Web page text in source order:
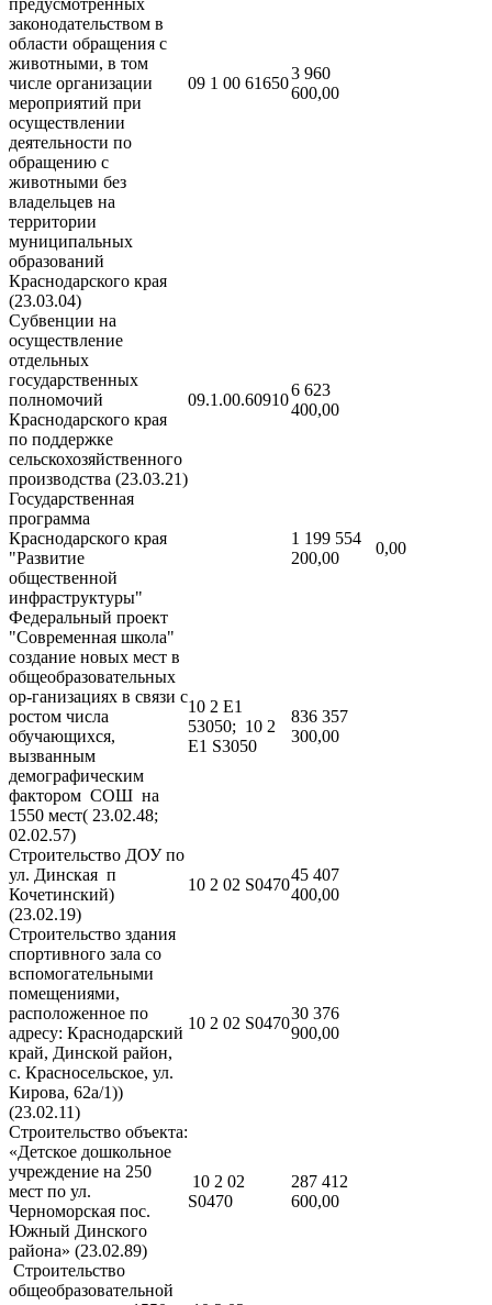
предусмотренных
законодательством в
области обращения с
животными, в том
числе организации
мероприятий при
осуществлении
деятельности по
обращению с
животными без
владельцев на
территории
муниципальных
образований
Краснодарского края
(23.03.04)
09 1 00 61650
3 960
600,00
Субвенции на
осуществление
отдельных
государственных
полномочий
Краснодарского края
по поддержке
сельскохозяйственного
производства (23.03.21)
09.1.00.60910
6 623
400,00
Государственная
программа
Краснодарского края
"Развитие
общественной
инфраструктуры"
1 199 554
200,00
0,00
Федеральный проект
"Современная школа"
создание новых мест в
общеобразовательных
ор-ганизациях в связи с
ростом числа
обучающихся,
вызванным
демографическим
фактором СОШ на
1550 мест( 23.02.48;
02.02.57)
10 2 Е1
53050; 10 2
Е1 S3050
836 357
300,00
Строительство ДОУ по
ул. Динская п
Кочетинский)
(23.02.19)
10 2 02 S0470
45 407
400,00
Строительство здания
спортивного зала со
вспомогательными
помещениями,
расположенное по
адресу: Краснодарский
край, Динской район,
с. Красносельское, ул.
Кирова, 62а/1))
(23.02.11)
10 2 02 S0470
30 376
900,00
Строительство объекта:
«Детское дошкольное
учреждение на 250
мест по ул.
Черноморская пос.
Южный Динского
района» (23.02.89)
10 2 02
S0470
287 412
600,00
Строительство
общеобразовательной